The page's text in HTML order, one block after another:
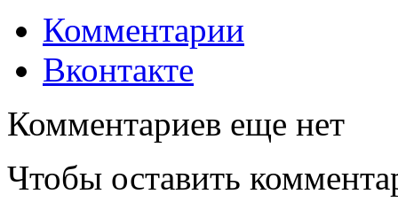
Комментарии
Вконтакте
Комментариев еще нет
Чтобы оставить